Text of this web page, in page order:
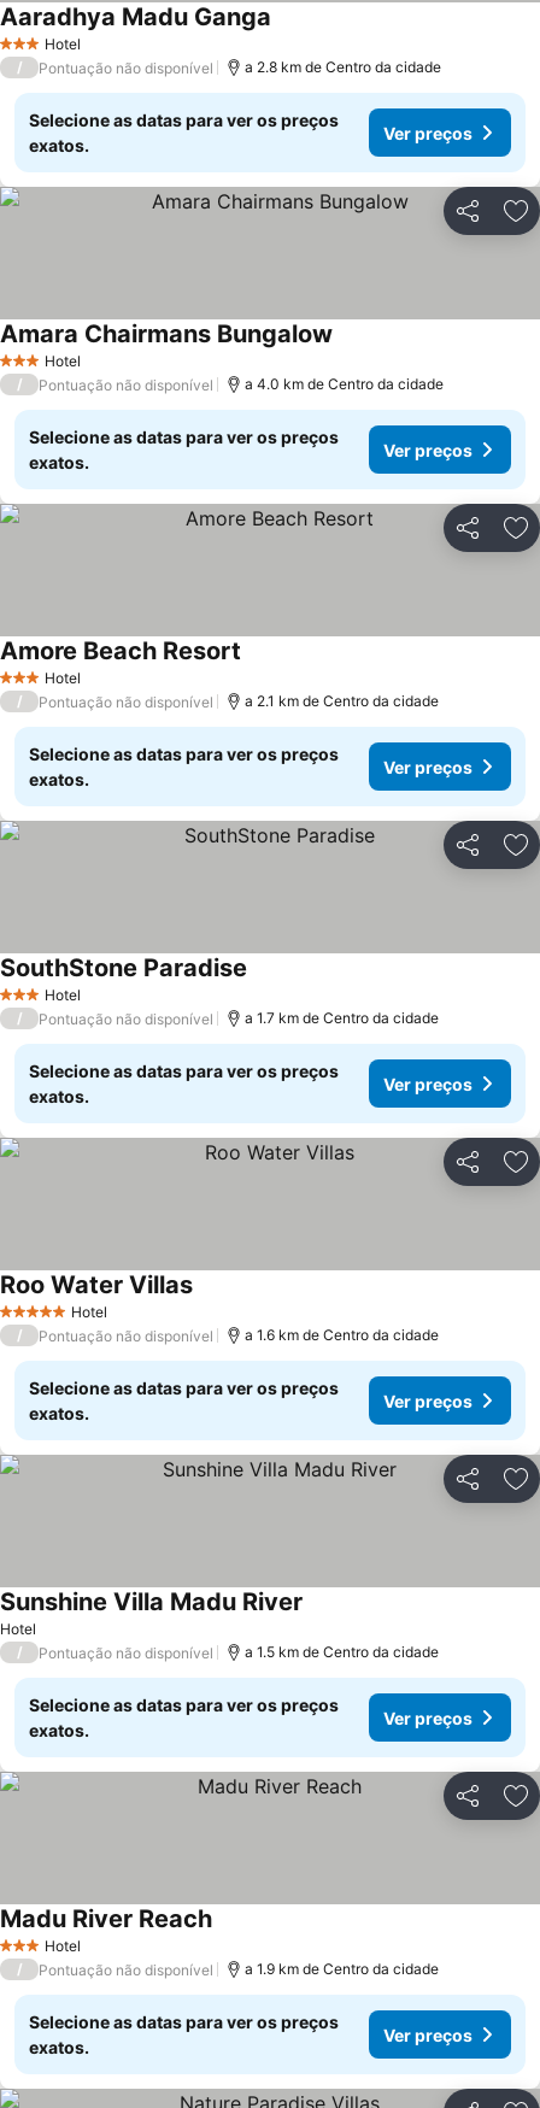
3 EstrelasHotel
Aaradhya Madu Ganga
/ Pontuação não disponível a 2.8 km de Centro da cidade
Selecione as datas para ver os preços
exatos.
Ver preços
Partilhar
3 EstrelasHotel
Amara Chairmans Bungalow
/ Pontuação não disponível a 4.0 km de Centro da cidade
Selecione as datas para ver os preços
exatos.
Ver preços
Partilhar
3 EstrelasHotel
Amore Beach Resort
/ Pontuação não disponível a 2.1 km de Centro da cidade
Selecione as datas para ver os preços
exatos.
Ver preços
Partilhar
3 EstrelasHotel
SouthStone Paradise
/ Pontuação não disponível a 1.7 km de Centro da cidade
Selecione as datas para ver os preços
exatos.
Ver preços
Partilhar
5 Estrelas Hotel
Roo Water Villas
/ Pontuação não disponível a 1.6 km de Centro da cidade
Selecione as datas para ver os preços
exatos.
Ver preços
Partilhar
Hotel
Sunshine Villa Madu River
/ Pontuação não disponível a 1.5 km de Centro da cidade
Selecione as datas para ver os preços
exatos.
Ver preços
Partilhar
3 EstrelasHotel
Madu River Reach
/ Pontuação não disponível a 1.9 km de Centro da cidade
Selecione as datas para ver os preços
exatos.
Ver preços